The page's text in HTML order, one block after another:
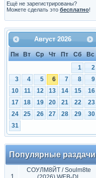
Ещё не зарегистрированы?
Можете сделать это бесплатно!
Август 2026
Пн Вт Ср Чт Пт Сб
Вс
1
2
3
4 5 6 7 8
9
10
11 12 13 14 15
16
17
18 19 20 21 22
23
24
25 26 27 28 29
30
31
Популярные раздачи
СОУЛМ8ЙТ / Soulm8te